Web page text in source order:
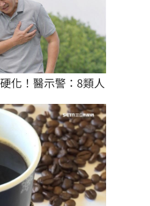
化！醫示警：8類人